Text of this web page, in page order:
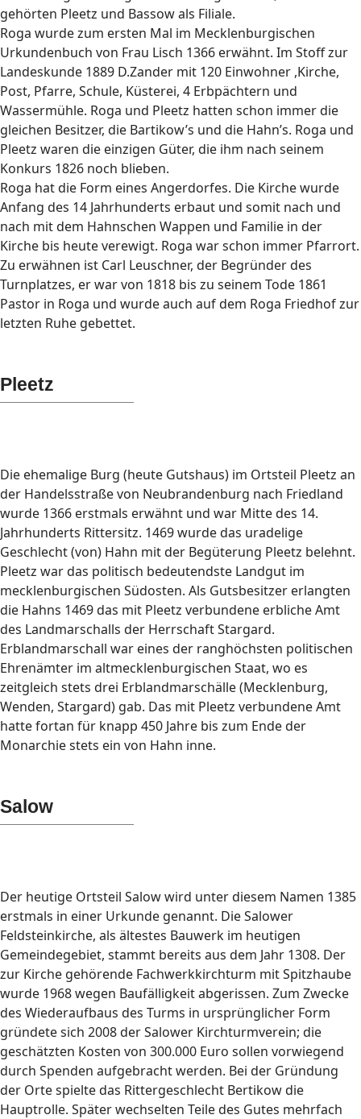
gehörten Pleetz und Bassow als Filiale.
Roga wurde zum ersten Mal im Mecklenburgischen
Urkundenbuch von Frau Lisch 1366 erwähnt. Im Stoff zur
Landeskunde 1889 D.Zander mit 120 Einwohner ,Kirche,
Post, Pfarre, Schule, Küsterei, 4 Erbpächtern und
Wassermühle. Roga und Pleetz hatten schon immer die
gleichen Besitzer, die Bartikow’s und die Hahn’s. Roga und
Pleetz waren die einzigen Güter, die ihm nach seinem
Konkurs 1826 noch blieben.
Roga hat die Form eines Angerdorfes. Die Kirche wurde
Anfang des 14 Jahrhunderts erbaut und somit nach und
nach mit dem Hahnschen Wappen und Familie in der
Kirche bis heute verewigt. Roga war schon immer Pfarrort.
Zu erwähnen ist Carl Leuschner, der Begründer des
Turnplatzes, er war von 1818 bis zu seinem Tode 1861
Pastor in Roga und wurde auch auf dem Roga Friedhof zur
letzten Ruhe gebettet.
Pleetz
Die ehemalige Burg (heute Gutshaus) im Ortsteil Pleetz an
der Handelsstraße von Neubrandenburg nach Friedland
wurde 1366 erstmals erwähnt und war Mitte des 14.
Jahrhunderts Rittersitz. 1469 wurde das uradelige
Geschlecht (von) Hahn mit der Begüterung Pleetz belehnt.
Pleetz war das politisch bedeutendste Landgut im
mecklenburgischen Südosten. Als Gutsbesitzer erlangten
die Hahns 1469 das mit Pleetz verbundene erbliche Amt
des Landmarschalls der Herrschaft Stargard.
Erblandmarschall war eines der ranghöchsten politischen
Ehrenämter im altmecklenburgischen Staat, wo es
zeitgleich stets drei Erblandmarschälle (Mecklenburg,
Wenden, Stargard) gab. Das mit Pleetz verbundene Amt
hatte fortan für knapp 450 Jahre bis zum Ende der
Monarchie stets ein von Hahn inne.
Salow
Der heutige Ortsteil Salow wird unter diesem Namen 1385
erstmals in einer Urkunde genannt. Die Salower
Feldsteinkirche, als ältestes Bauwerk im heutigen
Gemeindegebiet, stammt bereits aus dem Jahr 1308. Der
zur Kirche gehörende Fachwerkkirchturm mit Spitzhaube
wurde 1968 wegen Baufälligkeit abgerissen. Zum Zwecke
des Wiederaufbaus des Turms in ursprünglicher Form
gründete sich 2008 der Salower Kirchturmverein; die
geschätzten Kosten von 300.000 Euro sollen vorwiegend
durch Spenden aufgebracht werden. Bei der Gründung
der Orte spielte das Rittergeschlecht Bertikow die
Hauptrolle. Später wechselten Teile des Gutes mehrfach